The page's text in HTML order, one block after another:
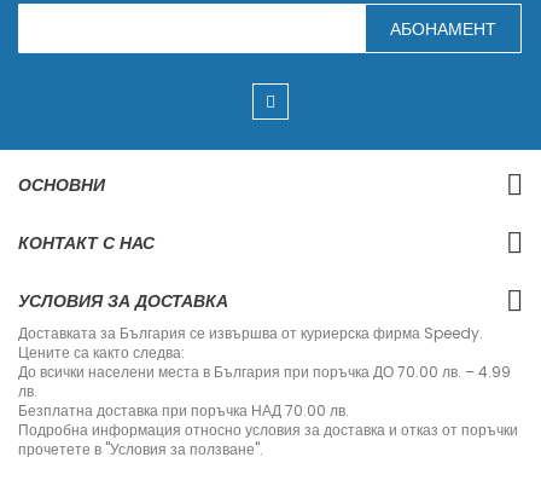
З
п
е
е
н
и
б
ю
л
е
т
и
н
АБОНАМЕНТ
ОСНОВНИ
КОНТАКТ С НАС
УСЛОВИЯ ЗА ДОСТАВКА
Доставката за България се извършва от куриерска фирма Speedy.
Цените са както следва:
До всички населени места в България при поръчка ДО 70.00 лв. – 4.99
лв.
Безплатна доставка при поръчка НАД 70.00 лв.
Подробна информация относно условия за доставка и отказ от поръчки
прочетете в "Условия за ползване".